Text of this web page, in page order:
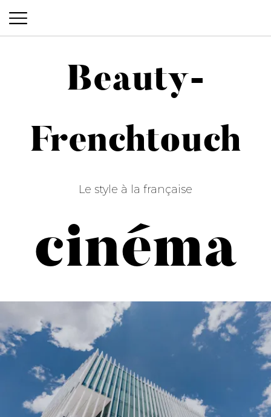
Beauty-Frenchtouch
Beauty-
Frenchtouch
Le style à la française
cinéma